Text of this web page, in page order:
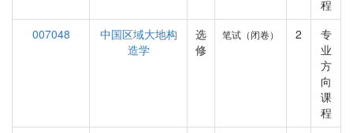
程
007048
中国区域大地构
造学
选
修
笔试（闭卷） 2
专
业
方
向
课
程